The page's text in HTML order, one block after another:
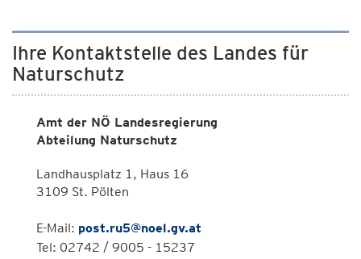
Ihre Kontaktstelle des Landes für
Naturschutz
Amt der NÖ Landesregierung
Abteilung Naturschutz
Landhausplatz 1, Haus 16
3109 St. Pölten
E-Mail: post.ru5@noel.gv.at
Tel: 02742 / 9005 - 15237